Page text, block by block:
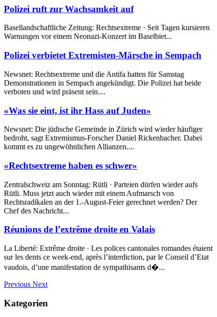
Polizei ruft zur Wachsamkeit auf
Basellandschaftliche Zeitung: Rechtsextreme · Seit Tagen kursieren
Warnungen vor einem Neonazi-Konzert im Baselbiet...
Polizei verbietet Extremisten-Märsche in Sempach
Newsnet: Rechtsextreme und die Antifa hatten für Samstag
Demonstrationen in Sempach angekündigt. Die Polizei hat beide
verboten und wird präsent sein....
«Was sie eint, ist ihr Hass auf Juden»
Newsnet: Die jüdische Gemeinde in Zürich wird wieder häufiger
bedroht, sagt Extremismus-Forscher Daniel Rickenbacher. Dabei
kommt es zu ungewöhnlichen Allianzen....
«Rechtsextreme haben es schwer»
Zentralschweiz am Sonntag: Rütli · Parteien dürfen wieder aufs
Rütli. Muss jetzt auch wieder mit einem Aufmarsch von
Rechtsradikalen an der 1.-August-Feier gerechnet werden? Der
Chef des Nachricht...
Réunions de l’extrême droite en Valais
La Liberté: Extrême droite · Les polices cantonales romandes étaient
sur les dents ce week-end, après l’interdiction, par le Conseil d’Etat
vaudois, d’une manifestation de sympathisants d�...
Previous Next
Kategorien